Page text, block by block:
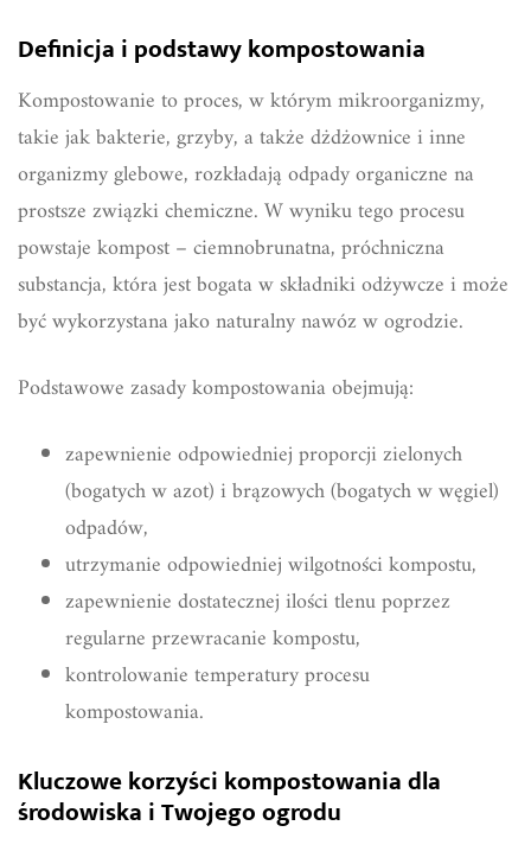
Definicja i podstawy kompostowania
Kompostowanie to proces, w którym mikroorganizmy,
takie jak bakterie, grzyby, a także dżdżownice i inne
organizmy glebowe, rozkładają odpady organiczne na
prostsze związki chemiczne. W wyniku tego procesu
powstaje kompost – ciemnobrunatna, próchniczna
substancja, która jest bogata w składniki odżywcze i może
być wykorzystana jako naturalny nawóz w ogrodzie.
Podstawowe zasady kompostowania obejmują:
zapewnienie odpowiedniej proporcji zielonych
(bogatych w azot) i brązowych (bogatych w węgiel)
odpadów,
utrzymanie odpowiedniej wilgotności kompostu,
zapewnienie dostatecznej ilości tlenu poprzez
regularne przewracanie kompostu,
kontrolowanie temperatury procesu
kompostowania.
Kluczowe korzyści kompostowania dla
środowiska i Twojego ogrodu